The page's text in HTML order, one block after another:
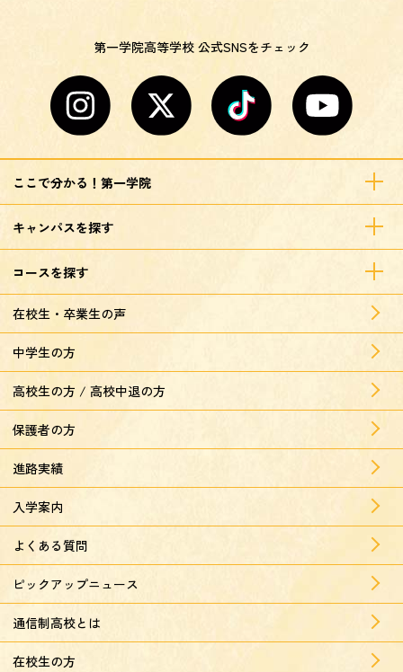
第一学院高等学校 公式SNSをチェック
ここで分かる！第一学院
キャンパスを探す
コースを探す
在校生・卒業生の声
中学生の方
高校生の方 / 高校中退の方
保護者の方
進路実績
入学案内
よくある質問
ピックアップニュース
通信制高校とは
在校生の方